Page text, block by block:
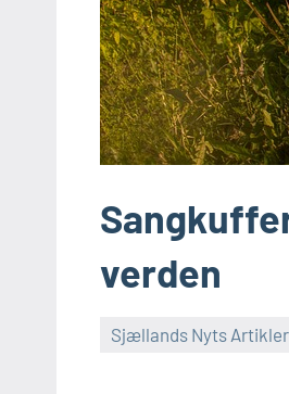
verden
Sjællands Nyts Artikler